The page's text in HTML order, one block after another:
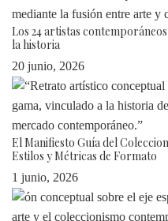
Los 24 artistas
la historia
20 junio, 2026
El Manifiesto Guía del
Estilos y Métricas de Formato
1 junio, 2026